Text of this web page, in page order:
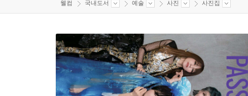
웰컴 국내도서 예술 사진 사진집